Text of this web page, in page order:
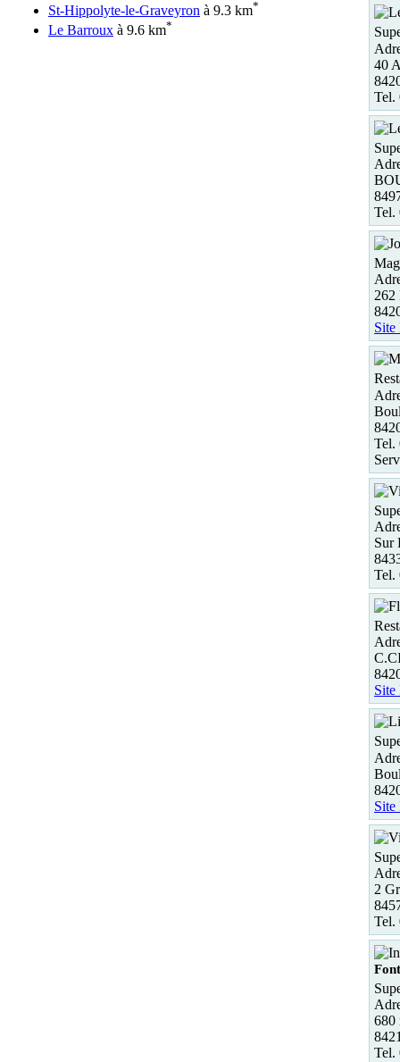
St-Hippolyte-le-Graveyron à 9.3 km*
Le Barroux à 9.6 km*
40
Tel.
Tel.
262
Site
Tel.
Sur
Tel.
Site
Site
2
Tel.
680
Tel.